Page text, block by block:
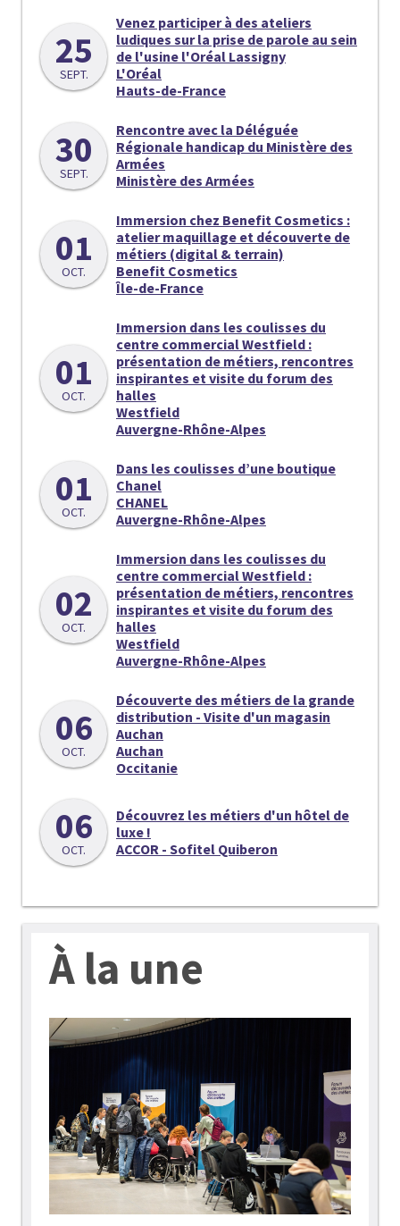
25
SEPT.
Venez participer à des ateliers
ludiques sur la prise de parole au sein
de l'usine l'Oréal Lassigny
L'Oréal
Hauts-de-France
30
SEPT.
Rencontre avec la Déléguée
Régionale handicap du Ministère des
Armées
Ministère des Armées
01
OCT.
Immersion chez Benefit Cosmetics :
atelier maquillage et découverte de
métiers (digital & terrain)
Benefit Cosmetics
Île-de-France
01
OCT.
Immersion dans les coulisses du
centre commercial Westfield :
présentation de métiers, rencontres
inspirantes et visite du forum des
halles
Westfield
Auvergne-Rhône-Alpes
01
OCT.
Dans les coulisses d’une boutique
Chanel
CHANEL
Auvergne-Rhône-Alpes
02
OCT.
Immersion dans les coulisses du
centre commercial Westfield :
présentation de métiers, rencontres
inspirantes et visite du forum des
halles
Westfield
Auvergne-Rhône-Alpes
06
OCT.
Découverte des métiers de la grande
distribution - Visite d'un magasin
Auchan
Auchan
Occitanie
06
OCT.
Découvrez les métiers d'un hôtel de
luxe !
ACCOR - Sofitel Quiberon
À la une